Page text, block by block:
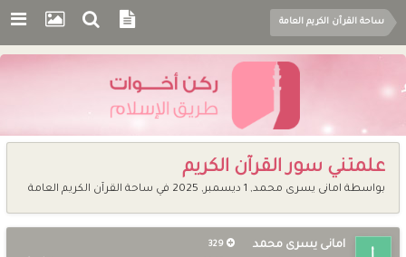
ساحة القرآن الكريم العامة
علمتني سور القرآن الكريم
بواسطة امانى يسرى محمد, 1 ديسمبر, 2025 في ساحة القرآن الكريم العامة
امانى يسرى محمد